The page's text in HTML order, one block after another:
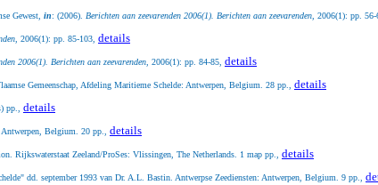
Gewest, in: (2006). Berichten aan zeevarenden 2006(1). Berichten aan zeevarenden, 2006(1): pp. 56-
2006(1): pp. 85-103, details
2006(1). Berichten aan zeevarenden, 2006(1): pp. 84-85, details
Gemeenschap, Afdeling Maritieme Schelde: Antwerpen, Belgium. 28 pp., details
pp., details
Antwerpen, Belgium. 20 pp., details
Rijkswaterstaat Zeeland/ProSes: Vlissingen, The Netherlands. 1 map pp., details
dd. september 1993 van Dr. A.L. Bastin. Antwerpse Zeediensten: Antwerpen, Belgium. 9 pp.,